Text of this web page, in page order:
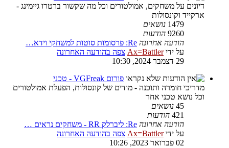
דיונים על משחקים, אמולטורים וכל מה שקשור ברטרו גיימינג -
ארקייד וקונסולות
1479 נושאים
9260 הודעות
הודעה אחרונה Re: פרסומות סוטות למשחקי וידא…
על ידיAx=Battler צפה בהודעה האחרונה
29 דצמבר 2024, 10:30
פורום VGFreak - טכני
מדריכי חומרה ותוכנה - מודים של קונסולות, הפעלת אמולטורים
וכל נושא טכני אחר
45 נושאים
421 הודעות
הודעה אחרונה Re: ליברלק RR - משחקים נראים …
על ידיAx=Battler צפה בהודעה האחרונה
02 פברואר 2023, 10:26